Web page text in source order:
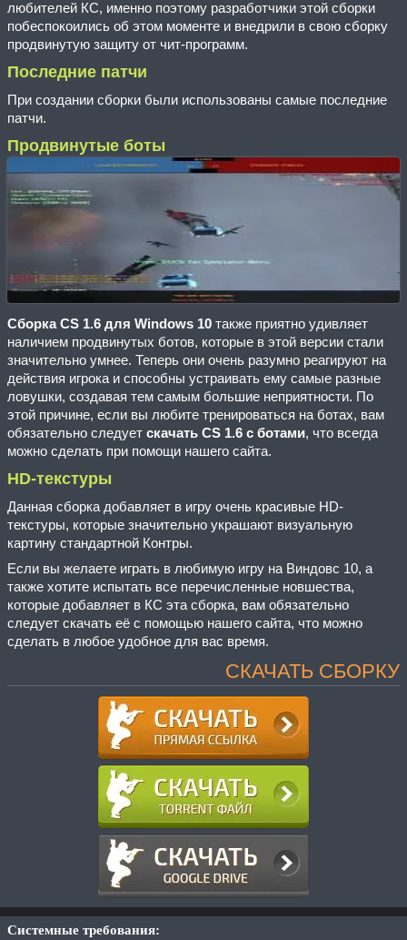
любителей КС, именно поэтому разработчики этой сборки
побеспокоились об этом моменте и внедрили в свою сборку
продвинутую защиту от чит-программ.
Последние патчи
При создании сборки были использованы самые последние
патчи.
Продвинутые боты
Сборка CS 1.6 для Windows 10 также приятно удивляет
наличием продвинутых ботов, которые в этой версии стали
значительно умнее. Теперь они очень разумно реагируют на
действия игрока и способны устраивать ему самые разные
ловушки, создавая тем самым большие неприятности. По
этой причине, если вы любите тренироваться на ботах, вам
обязательно следует скачать CS 1.6 с ботами, что всегда
можно сделать при помощи нашего сайта.
HD-текстуры
Данная сборка добавляет в игру очень красивые HD-
текстуры, которые значительно украшают визуальную
картину стандартной Контры.
Если вы желаете играть в любимую игру на Виндовс 10, а
также хотите испытать все перечисленные новшества,
которые добавляет в КС эта сборка, вам обязательно
следует скачать её с помощью нашего сайта, что можно
сделать в любое удобное для вас время.
СКАЧАТЬ СБОРКУ
Системные требования: